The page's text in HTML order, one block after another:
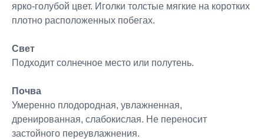
ярко-голубой цвет. Иголки толстые мягкие на коротких
плотно расположенных побегах.
Свет
Подходит солнечное место или полутень.
Почва
Умеренно плодородная, увлажненная,
дренированная, слабокислая. Не переносит
застойного переувлажнения.